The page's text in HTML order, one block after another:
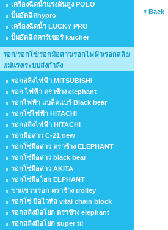
เครื่องฉีดน้ำแรงดันสูง POLO
ปั้มอัดฉีดhypro
เครื่องฉีดน้ำ LUCKY PRO
ปั้มอัดฉีดคาร์เชอร์ karcher
รอก/รอกโซ่/รอกมือสาว/รอกไฟฟ้า/รอกสลิง/
แม่แรง/ระบบส่งกำลัง
รอกสลิงไฟฟ้า MITSUBISHI
รอก ไฟฟ้า ตราช้าง elephant
รอกไฟฟ้า แบล็คแบร์ Black bear
รอกโซ่ไฟฟ้า HITACHI
รอกสลิงไฟฟ้า HITACHI
รอกมือสาว C-21 new
รอกโซ่มือสาว ตราช้าง ELEPHANT
รอกโซ่มือสาว black bear
รอกโซ่มือสาว AKITA
รอกโซ่มือโยก ELPHANT
ขาแขวนรอก ตราช้าง trolley
รอกโซ่ มือไวทัล vital chain block
รอกสลิงมือโยก ตราช้าง elephant
รอกสลิงมือโยก super til
« Back